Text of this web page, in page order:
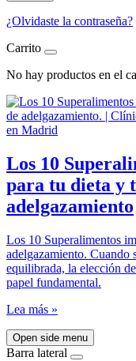
¿Olvidaste la contraseña?
Carrito
No hay productos en el
Los 10
para tu dieta y
adelgazamiento
Los 10 Superalimentos
adelgazamiento. Cuando
equilibrada, la elección
papel fundamental.
Lea más »
Open side menu
Barra lateral